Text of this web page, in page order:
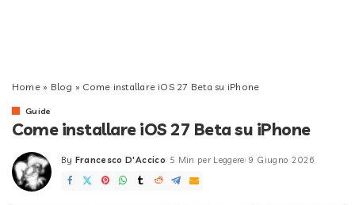
Home» Blog » Come installare iOS 27 Beta su iPhone
Guide
Come installare iOS 27 Beta su iPhone
Posted
by
By Francesco D'Accico 5 Min per Leggere 9 Giugno 2026